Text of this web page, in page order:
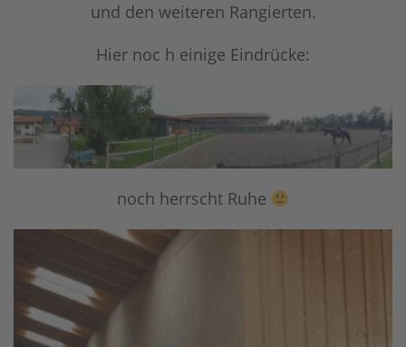
und den weiteren Rangierten.
Hier noc h einige Eindrücke:
noch herrscht Ruhe